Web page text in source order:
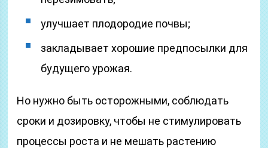
улучшает плодородие почвы;
закладывает хорошие предпосылки для
будущего урожая.
Но нужно быть осторожными, соблюдать
сроки и дозировку, чтобы не стимулировать
процессы роста и не мешать растению